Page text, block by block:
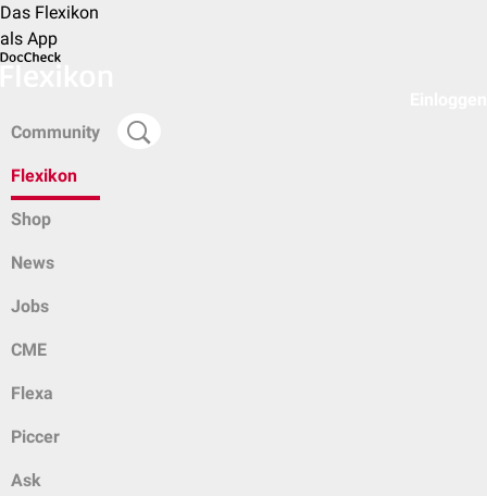
Das Flexikon
als App
Community
Flexikon
Shop
News
Jobs
CME
Flexa
Piccer
Ask